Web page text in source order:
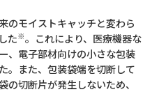
のモイストキャッチと変わら
た※。これにより、医療機器な
、電子部材向けの小さな包装
。また、包装袋端を切断して
の切断片が発生しないため、